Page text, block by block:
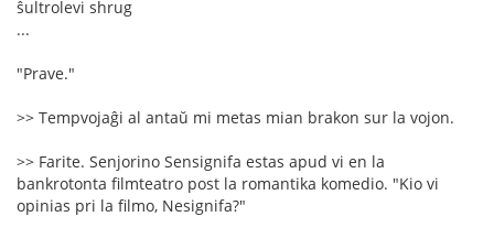
ŝultrolevi shrug
...
"Prave."
>> Tempvojaĝi al antaŭ mi metas mian brakon sur la vojon.
>> Farite. Senjorino Sensignifa estas apud vi en la
bankrotonta filmteatro post la romantika komedio. "Kio vi
opinias pri la filmo, Nesignifa?"